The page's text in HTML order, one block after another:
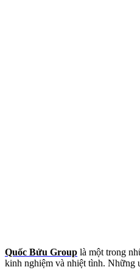
Quốc Bửu Group là một trong
kinh nghiệm và nhiệt tình. Những